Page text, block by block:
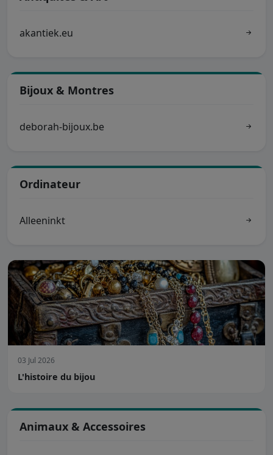
akantiek.eu
Bijoux & Montres
deborah-bijoux.be
Ordinateur
Alleeninkt
03 Jul 2026
L'histoire du bijou
Animaux & Accessoires